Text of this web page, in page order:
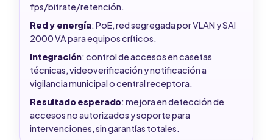
fps/bitrate/retención.
Red y energía: PoE, red segregada por VLAN y SAI
2000 VA para equipos críticos.
Integración: control de accesos en casetas
técnicas, videoverificación y notificación a
vigilancia municipal o central receptora.
Resultado esperado: mejora en detección de
accesos no autorizados y soporte para
intervenciones, sin garantías totales.